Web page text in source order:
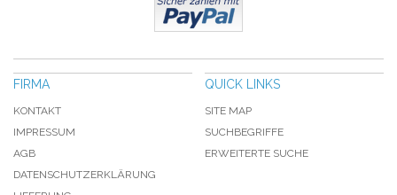
FIRMA
KONTAKT
IMPRESSUM
AGB
DATENSCHUTZERKLÄRUNG
QUICK LINKS
SITE MAP
SUCHBEGRIFFE
ERWEITERTE SUCHE